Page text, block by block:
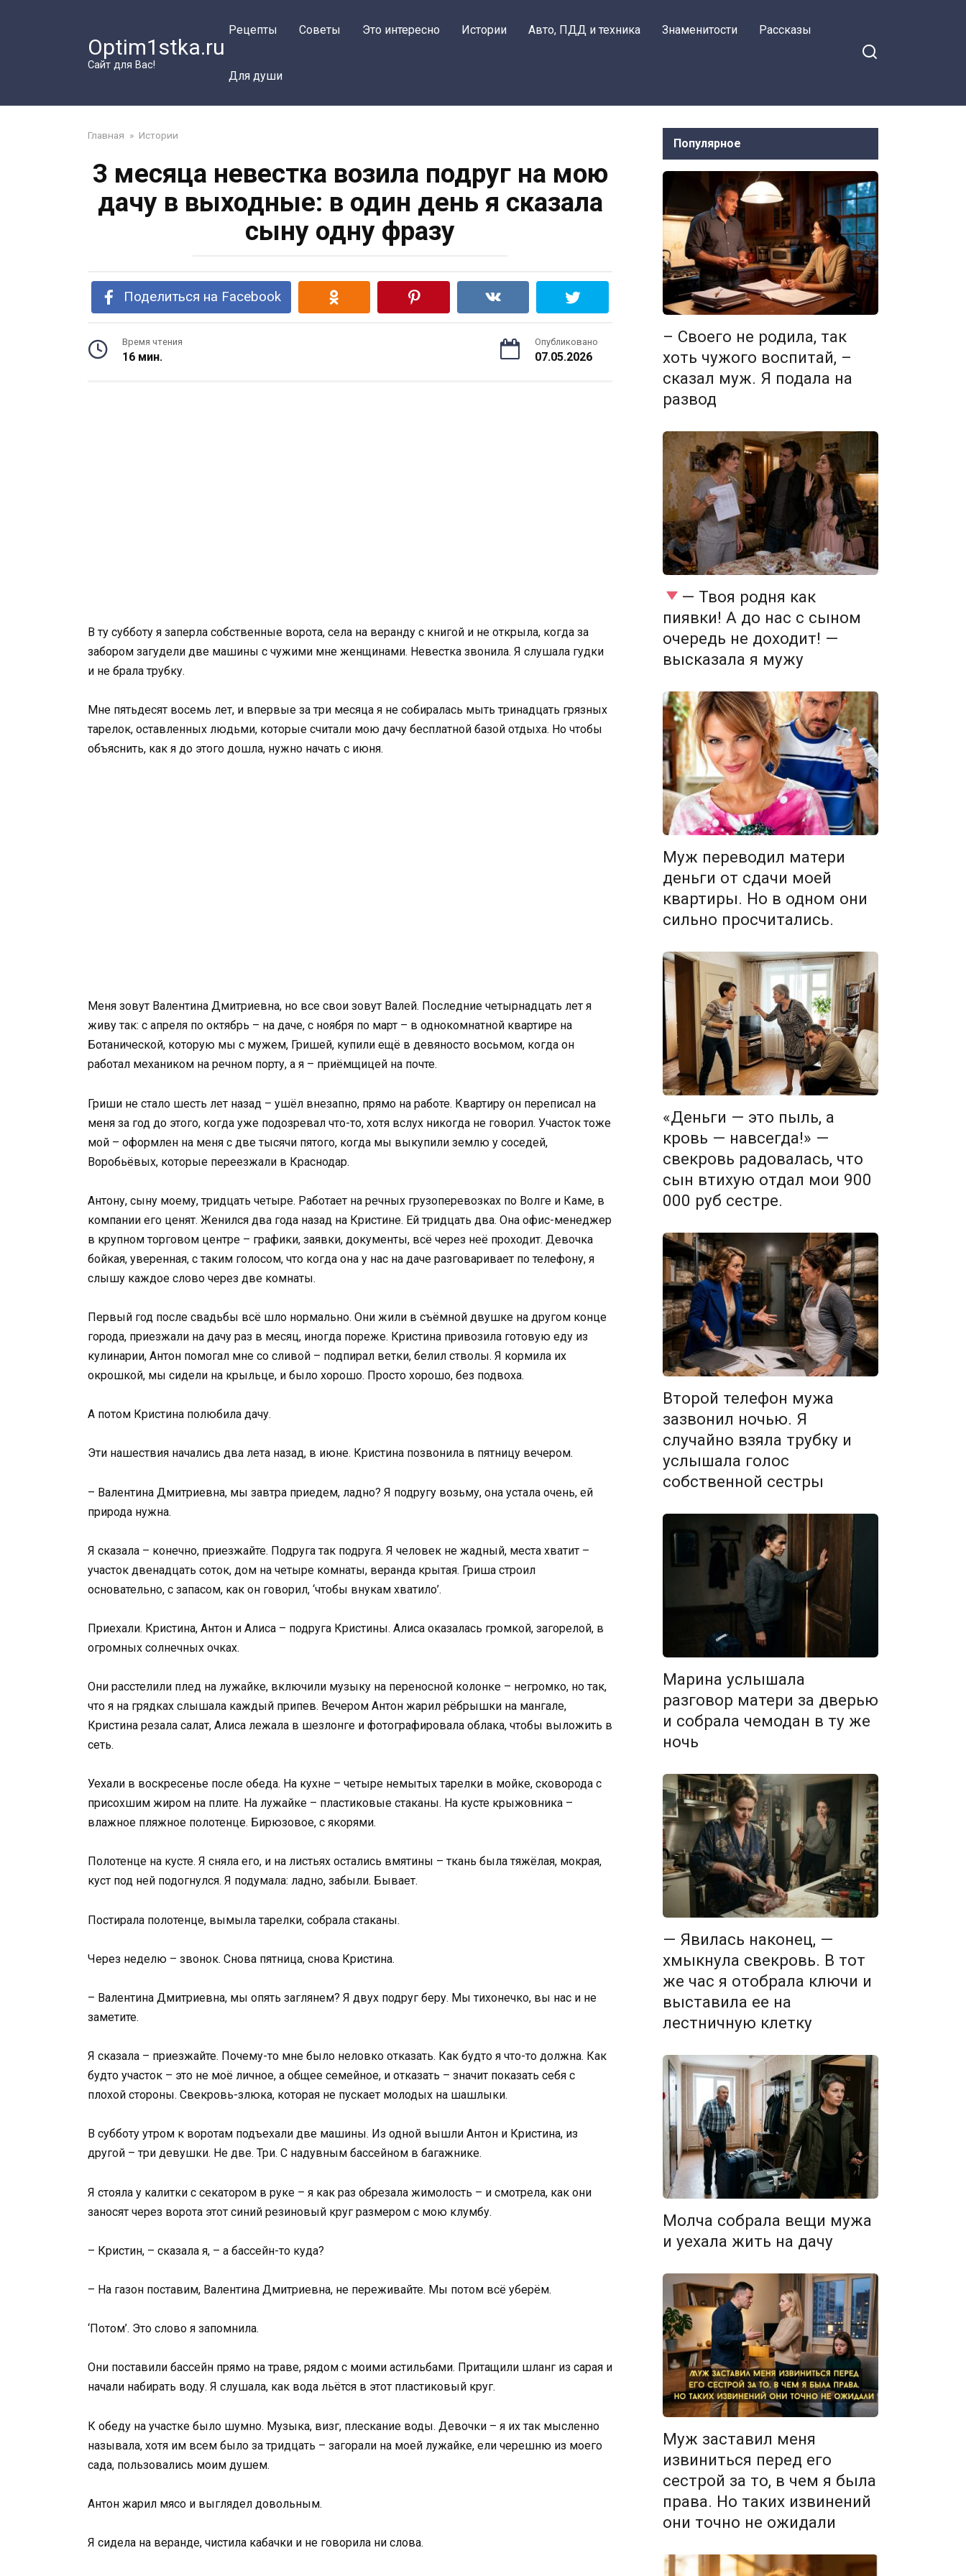
Optim1stka.ru
Сайт для Вас!
Рецепты Советы Это интересно Истории Авто, ПДД и техника Знаменитости Рассказы
Для души
Главная » Истории
3 месяца невестка возила подруг на мою
дачу в выходные: в один день я сказала
сыну одну фразу
Поделиться на Facebook
Время чтения
16 мин.
Опубликовано
07.05.2026
В ту субботу я заперла собственные ворота, села на веранду с книгой и не открыла, когда за
забором загудели две машины с чужими мне женщинами. Невестка звонила. Я слушала гудки
и не брала трубку.
Мне пятьдесят восемь лет, и впервые за три месяца я не собиралась мыть тринадцать грязных
тарелок, оставленных людьми, которые считали мою дачу бесплатной базой отдыха. Но чтобы
объяснить, как я до этого дошла, нужно начать с июня.
Меня зовут Валентина Дмитриевна, но все свои зовут Валей. Последние четырнадцать лет я
живу так: с апреля по октябрь – на даче, с ноября по март – в однокомнатной квартире на
Ботанической, которую мы с мужем, Гришей, купили ещё в девяносто восьмом, когда он
работал механиком на речном порту, а я – приёмщицей на почте.
Гриши не стало шесть лет назад – ушёл внезапно, прямо на работе. Квартиру он переписал на
меня за год до этого, когда уже подозревал что-то, хотя вслух никогда не говорил. Участок тоже
мой – оформлен на меня с две тысячи пятого, когда мы выкупили землю у соседей,
Воробьёвых, которые переезжали в Краснодар.
Антону, сыну моему, тридцать четыре. Работает на речных грузоперевозках по Волге и Каме, в
компании его ценят. Женился два года назад на Кристине. Ей тридцать два. Она офис-менеджер
в крупном торговом центре – графики, заявки, документы, всё через неё проходит. Девочка
бойкая, уверенная, с таким голосом, что когда она у нас на даче разговаривает по телефону, я
слышу каждое слово через две комнаты.
Первый год после свадьбы всё шло нормально. Они жили в съёмной двушке на другом конце
города, приезжали на дачу раз в месяц, иногда пореже. Кристина привозила готовую еду из
кулинарии, Антон помогал мне со сливой – подпирал ветки, белил стволы. Я кормила их
окрошкой, мы сидели на крыльце, и было хорошо. Просто хорошо, без подвоха.
А потом Кристина полюбила дачу.
Эти нашествия начались два лета назад, в июне. Кристина позвонила в пятницу вечером.
– Валентина Дмитриевна, мы завтра приедем, ладно? Я подругу возьму, она устала очень, ей
природа нужна.
Я сказала – конечно, приезжайте. Подруга так подруга. Я человек не жадный, места хватит –
участок двенадцать соток, дом на четыре комнаты, веранда крытая. Гриша строил
основательно, с запасом, как он говорил, ‘чтобы внукам хватило’.
Приехали. Кристина, Антон и Алиса – подруга Кристины. Алиса оказалась громкой, загорелой, в
огромных солнечных очках.
Они расстелили плед на лужайке, включили музыку на переносной колонке – негромко, но так,
что я на грядках слышала каждый припев. Вечером Антон жарил рёбрышки на мангале,
Кристина резала салат, Алиса лежала в шезлонге и фотографировала облака, чтобы выложить в
сеть.
Уехали в воскресенье после обеда. На кухне – четыре немытых тарелки в мойке, сковорода с
присохшим жиром на плите. На лужайке – пластиковые стаканы. На кусте крыжовника –
влажное пляжное полотенце. Бирюзовое, с якорями.
Полотенце на кусте. Я сняла его, и на листьях остались вмятины – ткань была тяжёлая, мокрая,
куст под ней подогнулся. Я подумала: ладно, забыли. Бывает.
Постирала полотенце, вымыла тарелки, собрала стаканы.
Через неделю – звонок. Снова пятница, снова Кристина.
– Валентина Дмитриевна, мы опять заглянем? Я двух подруг беру. Мы тихонечко, вы нас и не
заметите.
Я сказала – приезжайте. Почему-то мне было неловко отказать. Как будто я что-то должна. Как
будто участок – это не моё личное, а общее семейное, и отказать – значит показать себя с
плохой стороны. Свекровь-злюка, которая не пускает молодых на шашлыки.
В субботу утром к воротам подъехали две машины. Из одной вышли Антон и Кристина, из
другой – три девушки. Не две. Три. С надувным бассейном в багажнике.
Я стояла у калитки с секатором в руке – я как раз обрезала жимолость – и смотрела, как они
заносят через ворота этот синий резиновый круг размером с мою клумбу.
– Кристин, – сказала я, – а бассейн-то куда?
– На газон поставим, Валентина Дмитриевна, не переживайте. Мы потом всё уберём.
‘Потом’. Это слово я запомнила.
Они поставили бассейн прямо на траве, рядом с моими астильбами. Притащили шланг из сарая и
начали набирать воду. Я слушала, как вода льётся в этот пластиковый круг.
К обеду на участке было шумно. Музыка, визг, плескание воды. Девочки – я их так мысленно
называла, хотя им всем было за тридцать – загорали на моей лужайке, ели черешню из моего
сада, пользовались моим душем.
Антон жарил мясо и выглядел довольным.
Я сидела на веранде, чистила кабачки и не говорила ни слова.
Популярное
– Своего не родила, так
хоть чужого воспитай, –
сказал муж. Я подала на
развод
— Твоя родня как
пиявки! А до нас с сыном
очередь не доходит! —
высказала я мужу
Муж переводил матери
деньги от сдачи моей
квартиры. Но в одном они
сильно просчитались.
«Деньги — это пыль, а
кровь — навсегда!» —
свекровь радовалась, что
сын втихую отдал мои 900
000 руб сестре.
Второй телефон мужа
зазвонил ночью. Я
случайно взяла трубку и
услышала голос
собственной сестры
Марина услышала
разговор матери за дверью
и собрала чемодан в ту же
ночь
— Явилась наконец, —
хмыкнула свекровь. В тот
же час я отобрала ключи и
выставила ее на
лестничную клетку
Молча собрала вещи мужа
и уехала жить на дачу
Муж заставил меня
извиниться перед его
сестрой за то, в чем я была
права. Но таких извинений
они точно не ожидали